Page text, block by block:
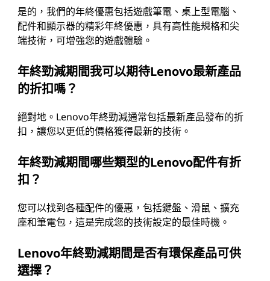
是的，我們的年終優惠包括遊戲筆電、桌上型電腦、
配件和顯示器的精彩年終優惠，具有高性能規格和尖
端技術，可增強您的遊戲體驗。
年終勁減期間我可以期待Lenovo最新產品
的折扣嗎？
絕對地。Lenovo年終勁減通常包括最新產品發布的折
扣，讓您以更低的價格獲得最新的技術。
年終勁減期間哪些類型的Lenovo配件有折
扣？
您可以找到各種配件的優惠，包括鍵盤、滑鼠、擴充
座和筆電包，這是完成您的技術設定的最佳時機。
Lenovo年終勁減期間是否有環保產品可供
選擇？